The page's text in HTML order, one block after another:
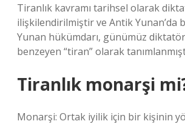
Tiranlık kavramı tarihsel olarak
ilişkilendirilmiştir ve Antik Yunan’da
Yunan hükümdarı, günümüz
benzeyen “tiran” olarak
Tiranlık monarşi
Monarşi: Ortak iyilik için bir kişinin